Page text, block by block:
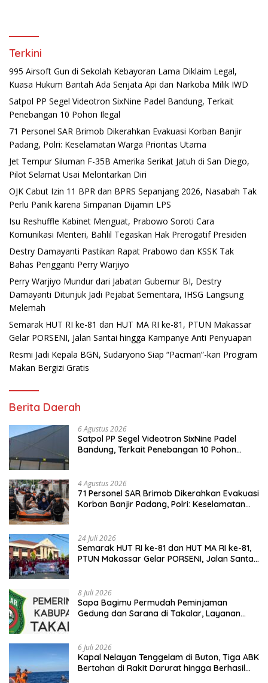
Terkini
995 Airsoft Gun di Sekolah Kebayoran Lama Diklaim Legal,
Kuasa Hukum Bantah Ada Senjata Api dan Narkoba Milik IWD
Satpol PP Segel Videotron SixNine Padel Bandung, Terkait
Penebangan 10 Pohon Ilegal
71 Personel SAR Brimob Dikerahkan Evakuasi Korban Banjir
Padang, Polri: Keselamatan Warga Prioritas Utama
Jet Tempur Siluman F-35B Amerika Serikat Jatuh di San Diego,
Pilot Selamat Usai Melontarkan Diri
OJK Cabut Izin 11 BPR dan BPRS Sepanjang 2026, Nasabah Tak
Perlu Panik karena Simpanan Dijamin LPS
Isu Reshuffle Kabinet Menguat, Prabowo Soroti Cara
Komunikasi Menteri, Bahlil Tegaskan Hak Prerogatif Presiden
Destry Damayanti Pastikan Rapat Prabowo dan KSSK Tak
Bahas Pengganti Perry Warjiyo
Perry Warjiyo Mundur dari Jabatan Gubernur BI, Destry
Damayanti Ditunjuk Jadi Pejabat Sementara, IHSG Langsung
Melemah
Semarak HUT RI ke-81 dan HUT MA RI ke-81, PTUN Makassar
Gelar PORSENI, Jalan Santai hingga Kampanye Anti Penyuapan
Resmi Jadi Kepala BGN, Sudaryono Siap “Pacman”-kan Program
Makan Bergizi Gratis
Berita Daerah
6 Agustus 2026
Satpol PP Segel Videotron SixNine Padel
Bandung, Terkait Penebangan 10 Pohon
4 Agustus 2026
71 Personel SAR Brimob Dikerahkan Evakuasi
Korban Banjir Padang, Polri: Keselamatan
24 Juli 2026
Semarak HUT RI ke-81 dan HUT MA RI ke-81,
PTUN Makassar Gelar PORSENI, Jalan Santai
8 Juli 2026
Sapa Bagimu Permudah Peminjaman
Gedung dan Sarana di Takalar, Layanan
6 Juli 2026
Kapal Nelayan Tenggelam di Buton, Tiga ABK
Bertahan di Rakit Darurat hingga Berhasil